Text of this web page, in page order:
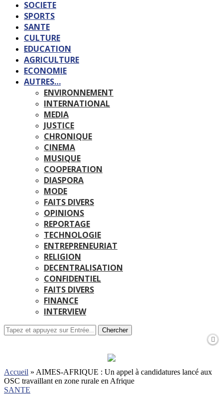
SOCIETE
SPORTS
SANTE
CULTURE
EDUCATION
AGRICULTURE
ECONOMIE
AUTRES…
ENVIRONNEMENT
INTERNATIONAL
MEDIA
JUSTICE
CHRONIQUE
CINEMA
MUSIQUE
COOPERATION
DIASPORA
MODE
FAITS DIVERS
OPINIONS
REPORTAGE
TECHNOLOGIE
ENTREPRENEURIAT
RELIGION
DECENTRALISATION
CONFIDENTIEL
FAITS DIVERS
FINANCE
INTERVIEW
Chercher
Accueil » AIMES-AFRIQUE : Un appel à candidatures lancé aux
OSC travaillant en zone rurale en Afrique
SANTE